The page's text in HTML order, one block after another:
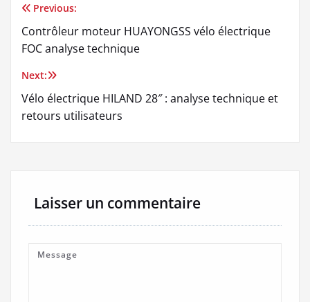
Navigation
de
l’article
Previous:
Contrôleur moteur HUAYONGSS vélo électrique
FOC analyse technique
Next:
Vélo électrique HILAND 28″ : analyse technique et
retours utilisateurs
Laisser un commentaire